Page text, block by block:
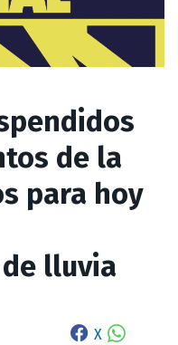
de la
para hoy
lluvia
X